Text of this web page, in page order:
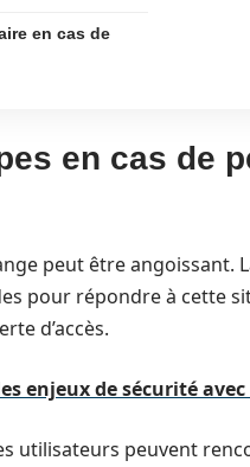
en cas de
en cas de
peut être
pour répondre à cette
d’accès.
enjeux de sécurité
utilisateurs peuvent